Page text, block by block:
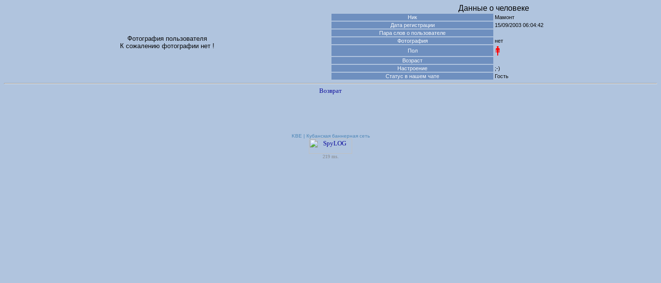
Фотография пользователя
К сожалению фотографии нет !
Данные о человеке
Ник
Мамонт
Дата регистрации
15/09/2003 06:04:42
Пара слов о пользователе
Фотография
нет
Пол
Возраст
Настроение
;-)
Статус в нашем чате
Гость
Возврат
KBE | Кубанская баннерная сеть
219 ms.